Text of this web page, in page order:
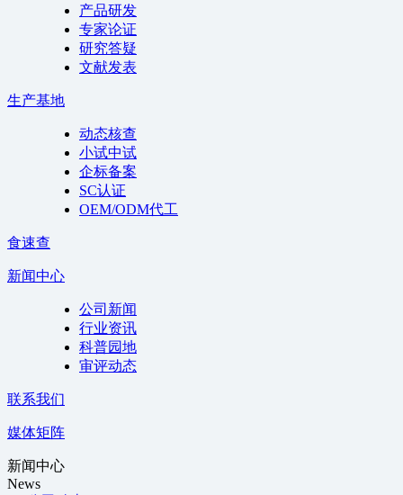
产品研发
专家论证
研究答疑
文献发表
生产基地
动态核查
小试中试
企标备案
SC认证
OEM/ODM代工
食速查
新闻中心
公司新闻
行业资讯
科普园地
审评动态
联系我们
媒体矩阵
新闻中心
News